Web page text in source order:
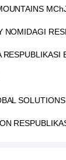
NOMIDAGI
RESPUBLIKASI